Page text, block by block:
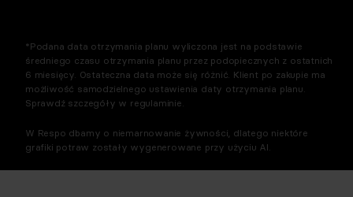
*Podana data otrzymania planu wyliczona jest na podstawie
średniego czasu otrzymania planu przez podopiecznych z ostatnich
6 miesięcy. Ostateczna data może się różnić. Klient po zakupie ma
możliwość samodzielnego ustawienia daty otrzymania planu.
Sprawdź szczegóły w regulaminie.
W Respo dbamy o niemarnowanie żywności, dlatego niektóre
grafiki potraw zostały wygenerowane przy użyciu AI.